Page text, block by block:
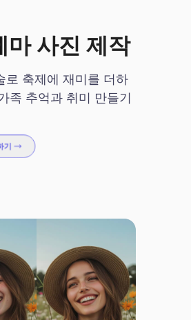
마 사진 제작
로 축제에 재미를 더하
족 추억과 취미 만들기
기